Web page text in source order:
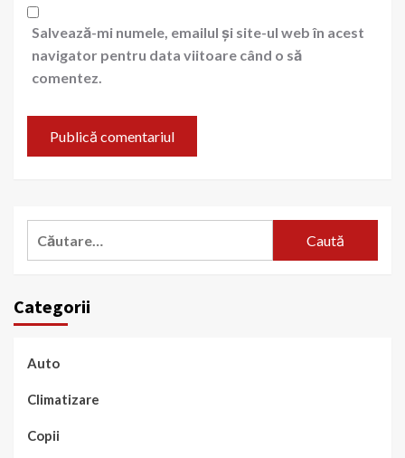
Salvează-mi numele, emailul și site-ul web în acest
navigator pentru data viitoare când o să
comentez.
Categorii
Auto
Climatizare
Copii